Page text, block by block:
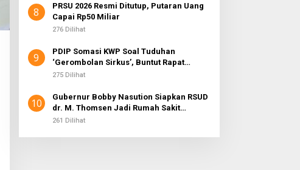
8
PRSU 2026 Resmi Ditutup, Putaran Uang
Capai Rp50 Miliar
276 Dilihat
9
PDIP Somasi KWP Soal Tuduhan
‘Gerombolan Sirkus’, Buntut Rapat
Komisi II Dipimpin Sufmi Dasco Ahmad
275 Dilihat
10
Gubernur Bobby Nasution Siapkan RSUD
dr. M. Thomsen Jadi Rumah Sakit
Regional Kepulauan Nias
261 Dilihat